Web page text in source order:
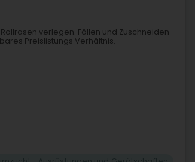
verlegen. Fällen und Zuschneiden
Preislistungs Verhältnis.